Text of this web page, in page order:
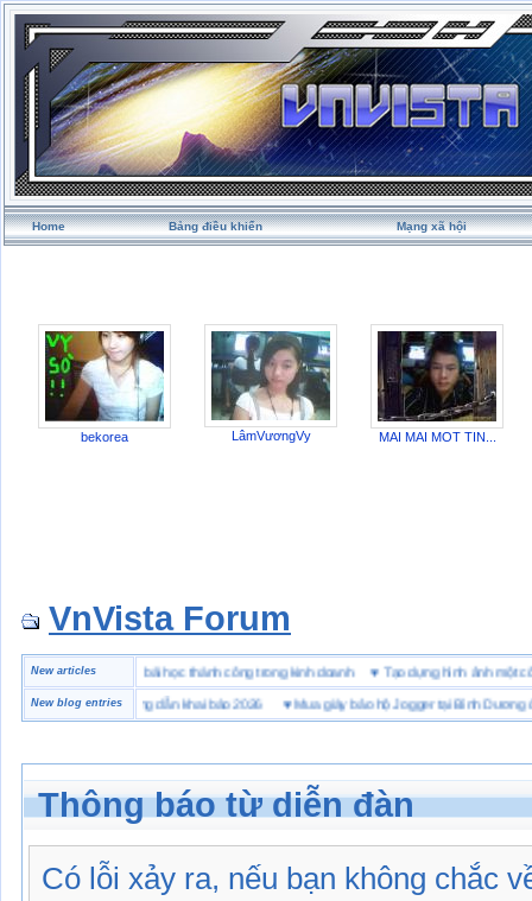
Home Bảng điều khiển Mạng xã hội
bekorea LâmVươngVy MAI MAI MOT TIN...
VnVista Forum
New articles
biệt” của Microsoft ♥4 bài học thành công trong kinh doanh♥Tạo dựng hình ảnh
New blog entries
quan là gì? Hướng dẫn khai báo 2026♥ Mua giày bảo hộ Jogger tại Bình Dương ở
Thông báo từ diễn đàn
Có lỗi xảy ra, nếu bạn không chắc